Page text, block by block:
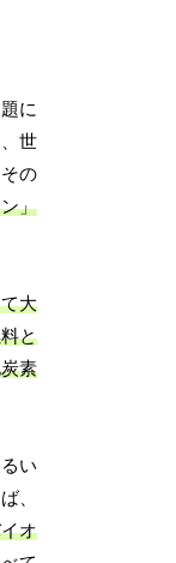
に
世
の
」
大
と
素
い
、
オ